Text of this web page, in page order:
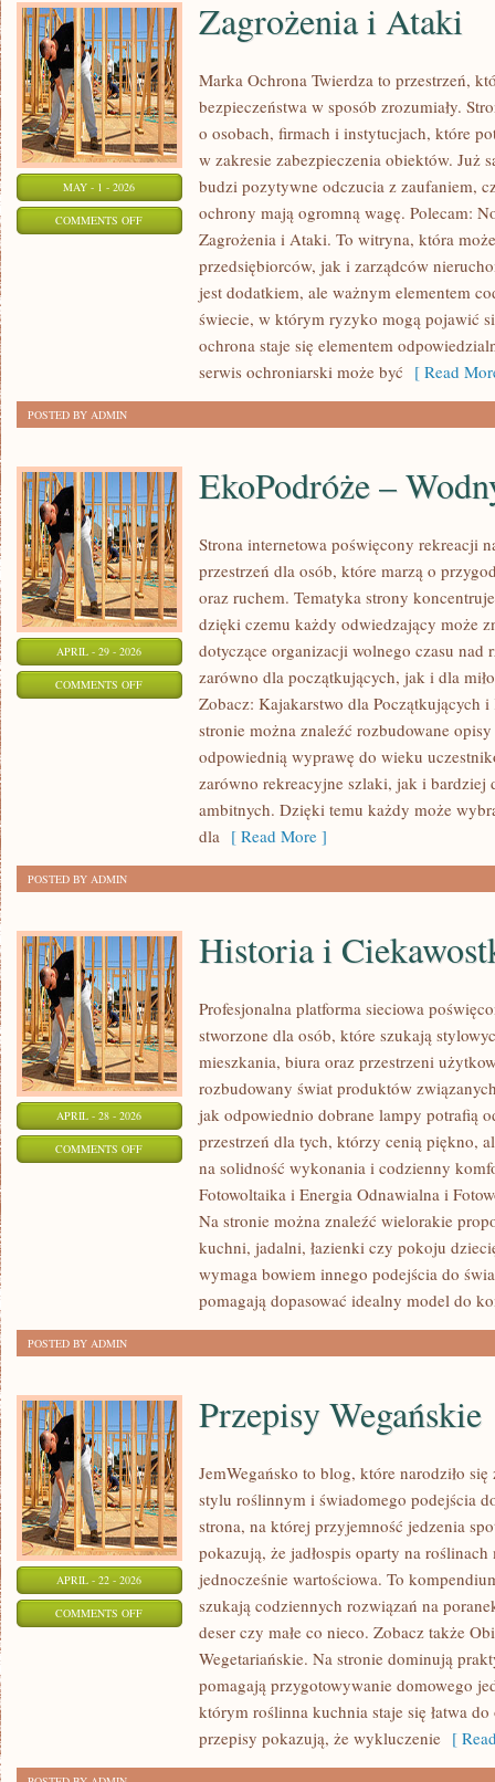
MAY - 1 - 2026
COMMENTS OFFON
ZAGROŻENIA
Zagrożenia i Ataki
Marka Ochrona Twierdza to przestrzeń,
bezpieczeństwa w sposób zrozumiały.
o osobach, firmach i instytucjach, które
w zakresie zabezpieczenia obiektów. Już
budzi pozytywne odczucia z zaufaniem,
ochrony mają ogromną wagę. Polecam:
Zagrożenia i Ataki. To witryna, która
przedsiębiorców, jak i zarządców
jest dodatkiem, ale ważnym elementem
świecie, w którym ryzyko mogą pojawić
ochrona staje się elementem
serwis ochroniarski może być [ Read
POSTED BY ADMIN
APRIL - 29 - 2026
COMMENTS OFFON
EKOPODRÓŻE
EkoPodróże –
Strona internetowa poświęcony rekreacji
przestrzeń dla osób, które marzą o
oraz ruchem. Tematyka strony
dzięki czemu każdy odwiedzający może
dotyczące organizacji wolnego czasu nad
zarówno dla początkujących, jak i dla
Zobacz: Kajakarstwo dla Początkujących
stronie można znaleźć rozbudowane
odpowiednią wyprawę do wieku
zarówno rekreacyjne szlaki, jak i bardziej
ambitnych. Dzięki temu każdy może
dla [ Read More ]
POSTED BY ADMIN
APRIL - 28 - 2026
COMMENTS OFFON
CIEKAWOSTKI
Historia i
Profesjonalna platforma sieciowa
stworzone dla osób, które szukają
mieszkania, biura oraz przestrzeni
rozbudowany świat produktów
jak odpowiednio dobrane lampy potrafią
przestrzeń dla tych, którzy cenią piękno,
na solidność wykonania i codzienny
Fotowoltaika i Energia Odnawialna i
Na stronie można znaleźć wielorakie
kuchni, jadalni, łazienki czy pokoju
wymaga bowiem innego podejścia do
pomagają dopasować idealny model do
POSTED BY ADMIN
APRIL - 22 - 2026
COMMENTS OFFON
WEGAŃSKIE
Przepisy Wegańskie
JemWegańsko to blog, które narodziło
stylu roślinnym i świadomego podejścia
strona, na której przyjemność jedzenia
pokazują, że jadłospis oparty na
jednocześnie wartościowa. To
szukają codziennych rozwiązań na
deser czy małe co nieco. Zobacz także
Wegetariańskie. Na stronie dominują
pomagają przygotowywanie domowego
którym roślinna kuchnia staje się łatwa
przepisy pokazują, że wykluczenie [